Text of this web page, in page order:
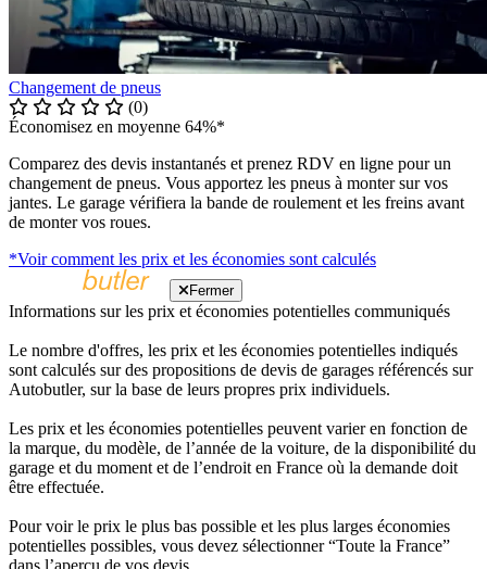
Changement de pneus
(0)
Économisez en moyenne 64%*
Comparez des devis instantanés et prenez RDV en ligne pour un
changement de pneus. Vous apportez les pneus à monter sur vos
jantes. Le garage vérifiera la bande de roulement et les freins avant
de monter vos roues.
*Voir comment les prix et les économies sont calculés
Fermer
Informations sur les prix et économies potentielles communiqués
Le nombre d'offres, les prix et les économies potentielles indiqués
sont calculés sur des propositions de devis de garages référencés sur
Autobutler, sur la base de leurs propres prix individuels.
Les prix et les économies potentielles peuvent varier en fonction de
la marque, du modèle, de l’année de la voiture, de la disponibilité du
garage et du moment et de l’endroit en France où la demande doit
être effectuée.
Pour voir le prix le plus bas possible et les plus larges économies
potentielles possibles, vous devez sélectionner “Toute la France”
dans l’aperçu de vos devis.